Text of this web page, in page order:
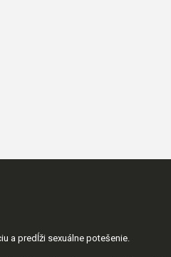
a predĺži sexuálne potešenie.